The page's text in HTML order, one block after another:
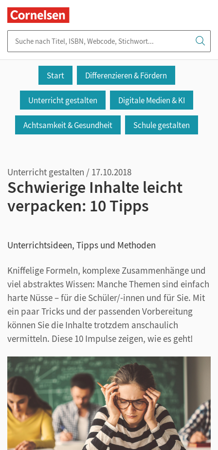
Start Differenzieren & Fördern
Unterricht gestalten Digitale Medien & KI
Achtsamkeit & Gesundheit Schule gestalten
Unterricht gestalten / 17.10.2018
Schwierige Inhalte leicht
verpacken: 10 Tipps
Unterrichtsideen, Tipps und Methoden
Kniffelige Formeln, komplexe Zusammenhänge und
viel abstraktes Wissen: Manche Themen sind einfach
harte Nüsse – für die Schüler/-innen und für Sie. Mit
ein paar Tricks und der passenden Vorbereitung
können Sie die Inhalte trotzdem anschaulich
vermitteln. Diese 10 Impulse zeigen, wie es geht!